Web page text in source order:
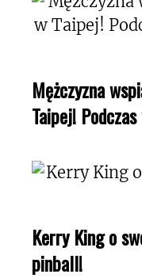
Mężczyzna
Taipej!
Kerry King o
pinball!